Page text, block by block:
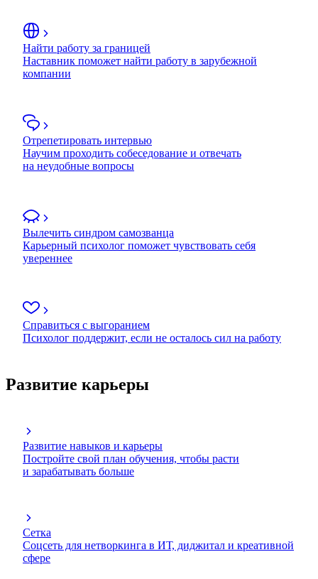
Найти работу за границей
Наставник поможет найти работу в зарубежной
компании
Отрепетировать интервью
Научим проходить собеседование и отвечать
на неудобные вопросы
Вылечить синдром самозванца
Карьерный психолог поможет чувствовать себя
увереннее
Справиться с выгоранием
Психолог поддержит, если не осталось сил на работу
Развитие карьеры
Развитие навыков и карьеры
Постройте свой план обучения, чтобы расти
и зарабатывать больше
Сетка
Соцсеть для нетворкинга в ИТ, диджитал и креативной
сфере